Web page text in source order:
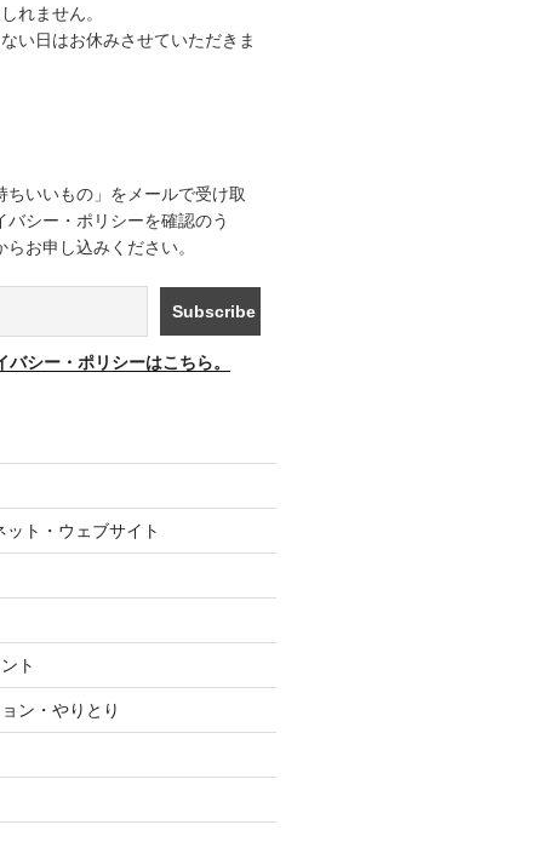
れません。
い日はお休みさせていただきま
いいもの」をメールで受け取
バシー・ポリシーを確認のう
お申し込みください。
バシー・ポリシーはこちら。
ト・ウェブサイト
ト
ン・やりとり